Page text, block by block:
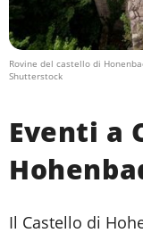
Rovine del castello di
Shutterstock
Eventi a
Il Castello di